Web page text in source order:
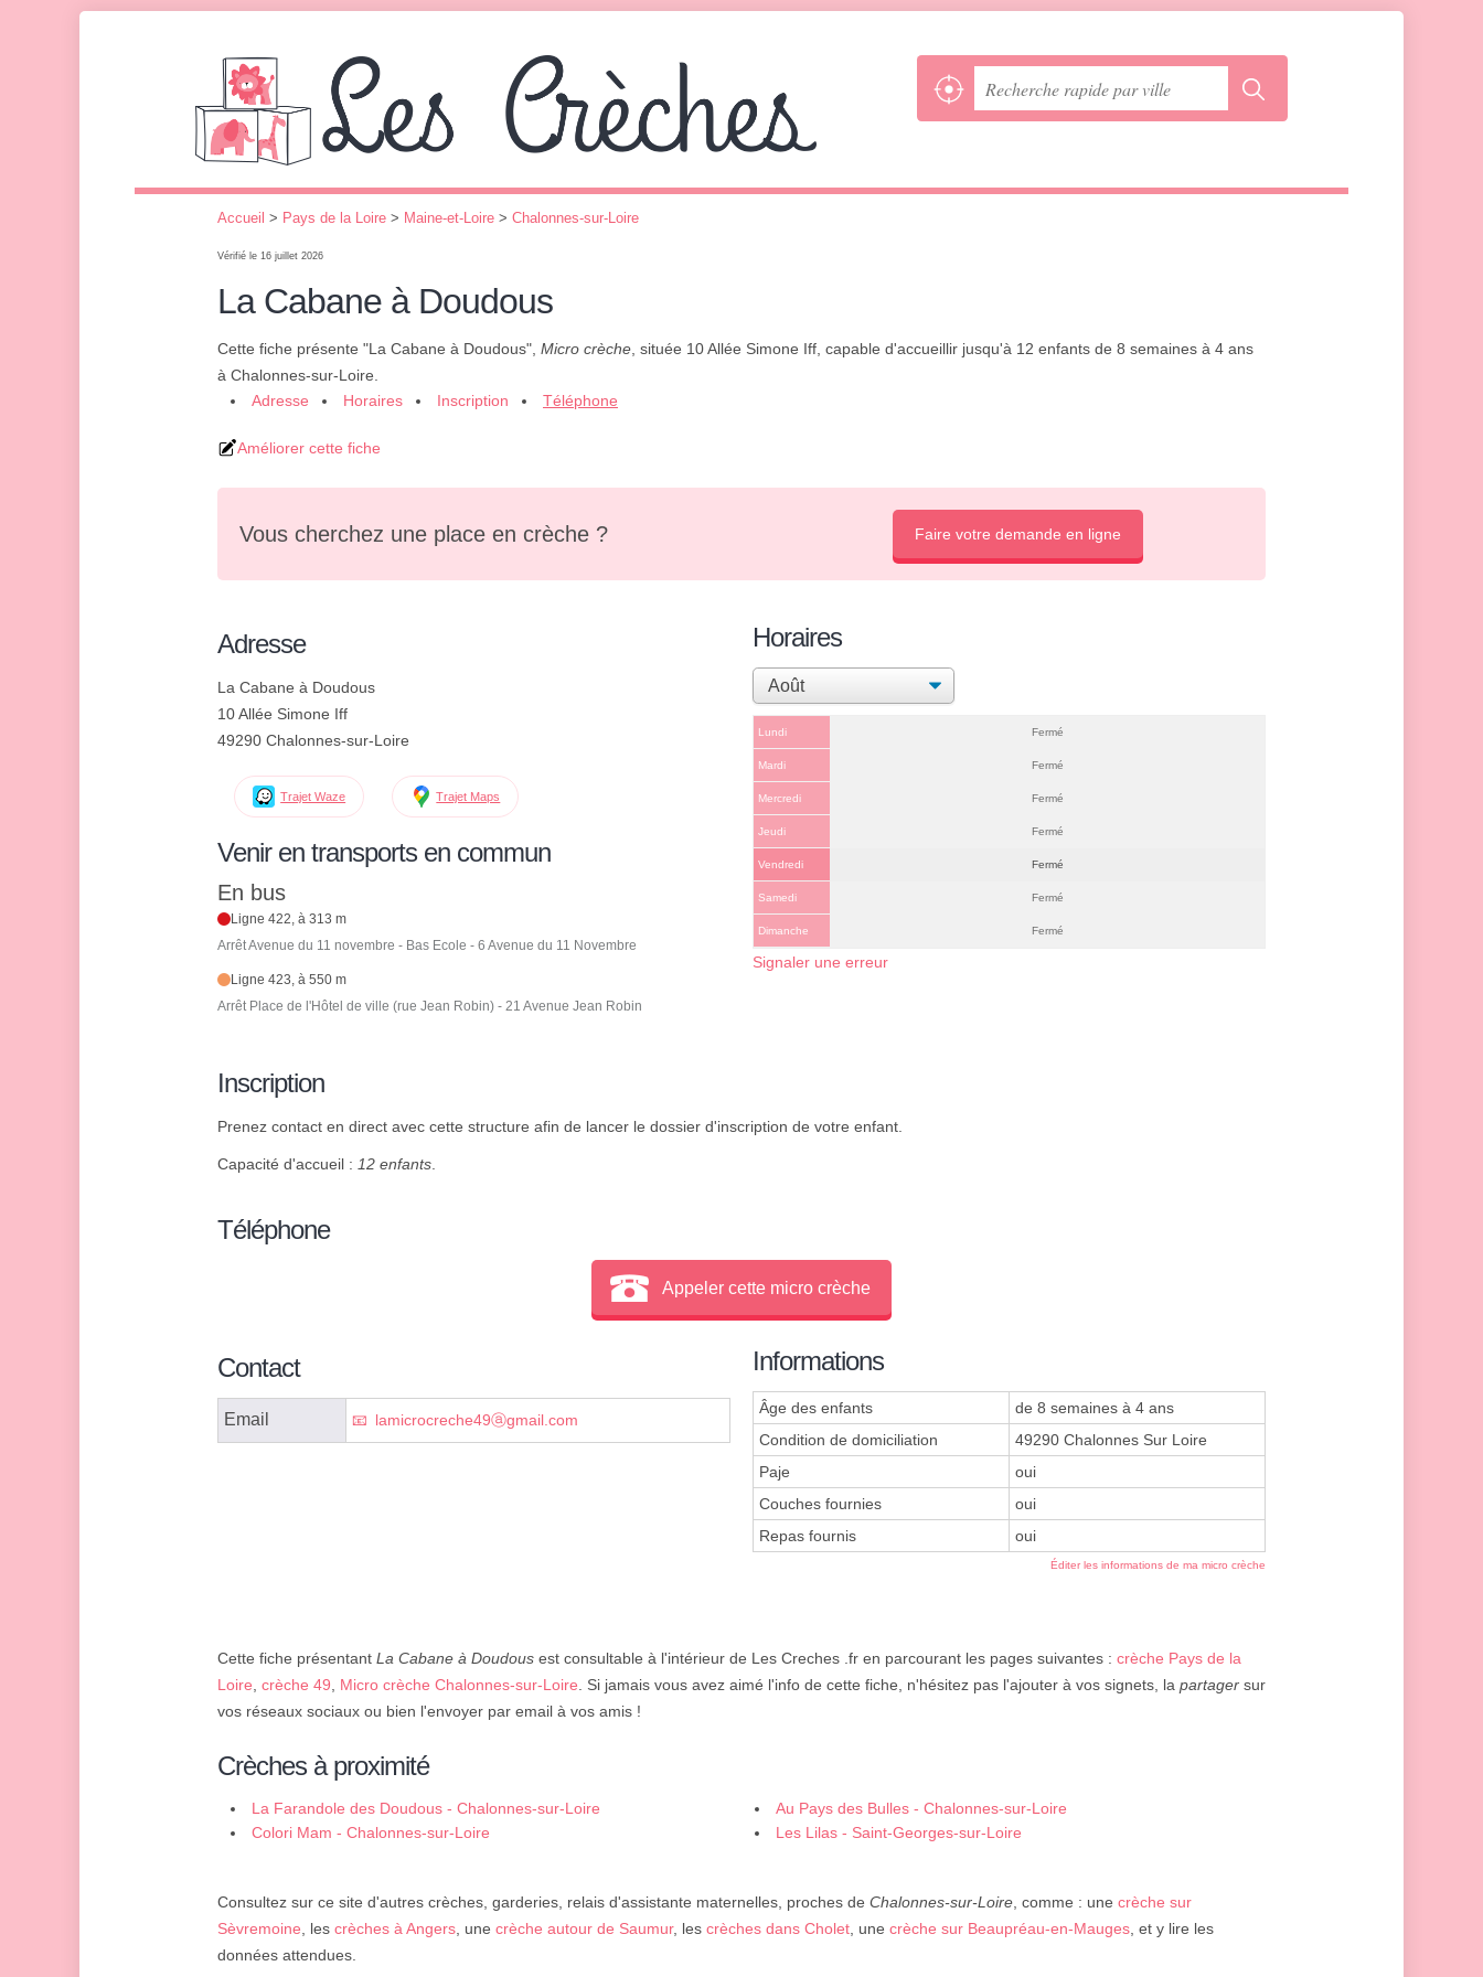
Accueil > Pays de la Loire > Maine-et-Loire > Chalonnes-sur-Loire
Vérifié le 16 juillet 2026
La Cabane à Doudous
Cette fiche présente "La Cabane à Doudous", Micro crèche , située 10 Allée Simone Iff, capable d'accueillir jusqu'à 12 enfants de 8 semaines à 4 ans
à Chalonnes-sur-Loire.
Adresse
Horaires Inscription Téléphone
Améliorer cette fiche
Vous cherchez une place en crèche ? Faire votre demande en ligne
Adresse
La Cabane à Doudous
10 Allée Simone Iff
49290 Chalonnes-sur-Loire
Trajet Waze Trajet Maps
Venir en transports en commun
En bus
Ligne 422, à 313 m
Arrêt Avenue du 11 novembre - Bas Ecole - 6 Avenue du 11 Novembre
Ligne 423, à 550 m
Arrêt Place de l'Hôtel de ville (rue Jean Robin) - 21 Avenue Jean Robin
Horaires
Lundi Fermé
Mardi Fermé
Mercredi Fermé
Jeudi Fermé
Vendredi Fermé
Samedi Fermé
Dimanche Fermé
Signaler une erreur
Inscription
Prenez contact en direct avec cette structure afin de lancer le dossier d'inscription de votre enfant.
Capacité d'accueil : 12 enfants.
Téléphone
Appeler cette micro crèche
Contact
Email lamicrocreche49ⓐgmail.com
Informations
Âge des enfants
de 8 semaines à 4 ans
Condition de domiciliation
49290 Chalonnes Sur Loire
Paje
oui
Couches fournies
oui
Repas fournis
oui
Éditer les informations de ma micro crèche
Cette fiche présentant La Cabane à Doudous est consultable à l'intérieur de Les Creches .fr en parcourant les pages suivantes : crèche Pays de la
Loire, crèche 49, Micro crèche Chalonnes-sur-Loire. Si jamais vous avez aimé l'info de cette fiche, n'hésitez pas l'ajouter à vos signets, la partager sur
vos réseaux sociaux ou bien l'envoyer par email à vos amis !
Crèches à proximité
La Farandole des Doudous - Chalonnes-sur-Loire
Au Pays des Bulles - Chalonnes-sur-Loire
Colori Mam - Chalonnes-sur-Loire
Les Lilas - Saint-Georges-sur-Loire
Consultez sur ce site d'autres crèches, garderies, relais d'assistante maternelles, proches de Chalonnes-sur-Loire, comme : une crèche sur
Sèvremoine, les crèches à Angers, une crèche autour de Saumur, les crèches dans Cholet, une crèche sur Beaupréau-en-Mauges, et y lire les
données attendues.